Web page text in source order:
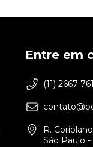
Entre em
(11) 2667-
R.
São Paulo -